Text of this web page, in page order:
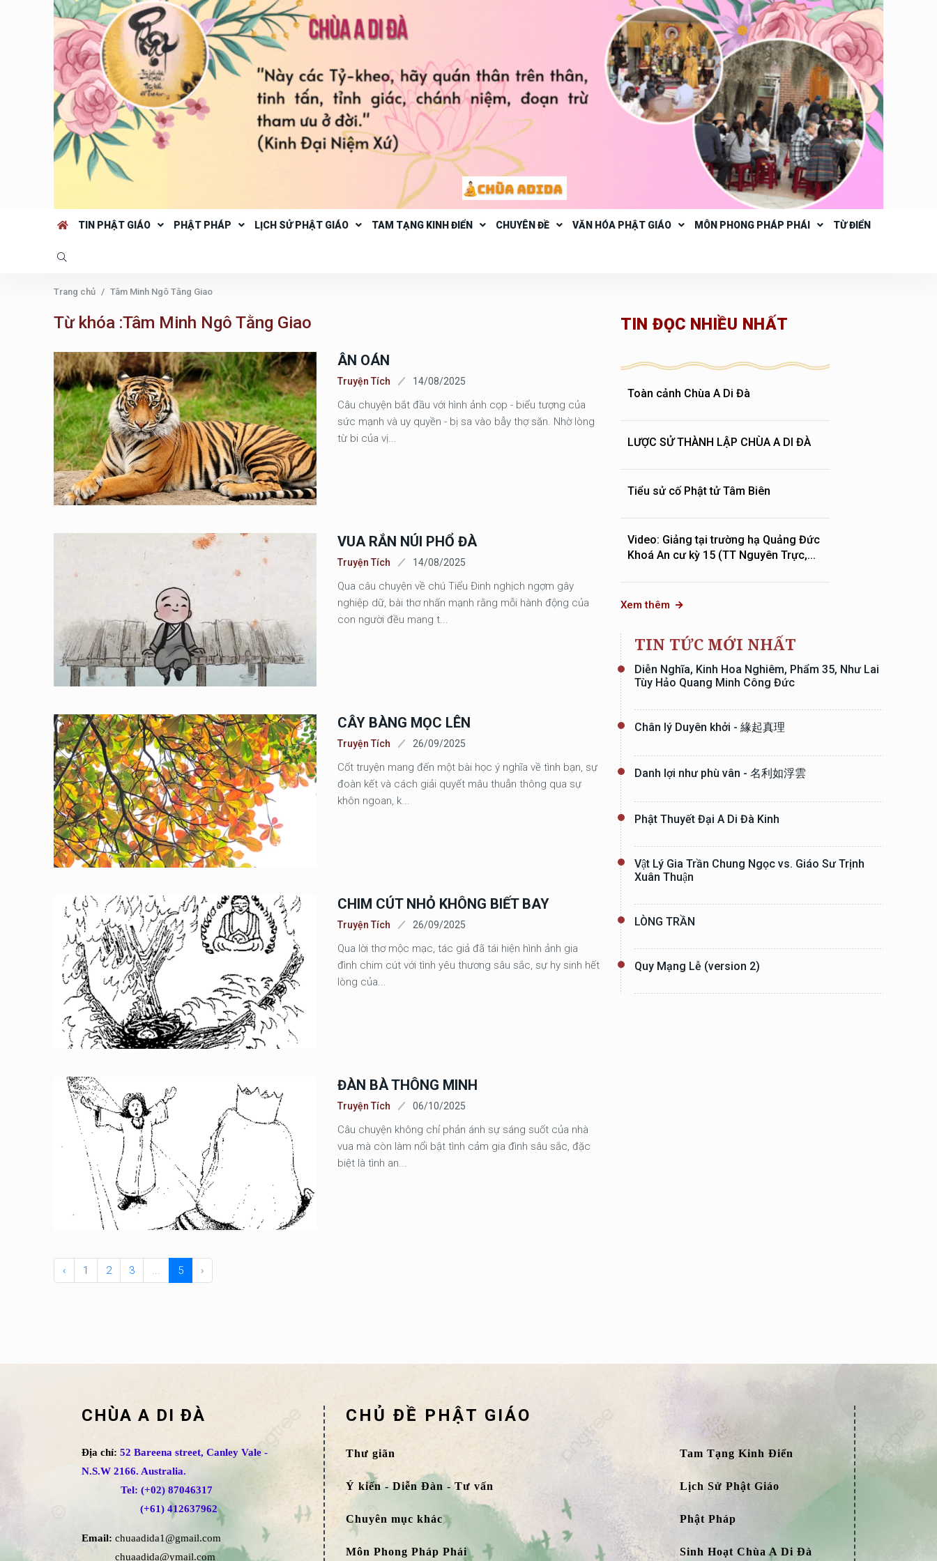
TIN PHẬT GIÁO PHẬT PHÁP LỊCH SỬ PHẬT GIÁO TAM TẠNG KINH ĐIỂN CHUYÊN ĐỀ VĂN HÓA PHẬT GIÁO MÔN PHONG PHÁP PHÁI TỪ ĐIỂN
Trang chủ Tâm Minh Ngô Tằng Giao
Từ khóa :Tâm Minh Ngô Tằng Giao
ÂN OÁN
Truyện Tích 14/08/2025
Câu chuyện bắt đầu với hình ảnh cọp - biểu tượng của
sức mạnh và uy quyền - bị sa vào bẫy thợ săn. Nhờ lòng
từ bi của vị...
VUA RẮN NÚI PHỔ ĐÀ
Truyện Tích 14/08/2025
Qua câu chuyện về chú Tiểu Đinh nghịch ngợm gây
nghiệp dữ, bài thơ nhấn mạnh rằng mỗi hành động của
con người đều mang t...
CÂY BÀNG MỌC LÊN
Truyện Tích 26/09/2025
Cốt truyện mang đến một bài học ý nghĩa về tình bạn, sự
đoàn kết và cách giải quyết mâu thuẫn thông qua sự
khôn ngoan, k...
CHIM CÚT NHỎ KHÔNG BIẾT BAY
Truyện Tích 26/09/2025
Qua lời thơ mộc mạc, tác giả đã tái hiện hình ảnh gia
đình chim cút với tình yêu thương sâu sắc, sự hy sinh hết
lòng của...
ĐÀN BÀ THÔNG MINH
Truyện Tích 06/10/2025
Câu chuyện không chỉ phản ánh sự sáng suốt của nhà
vua mà còn làm nổi bật tình cảm gia đình sâu sắc, đặc
biệt là tình an...
‹ 1 2 3 ... 5 ›
TIN ĐỌC NHIỀU NHẤT
Toàn cảnh Chùa A Di Đà
LƯỢC SỬ THÀNH LẬP CHÙA A DI ĐÀ
Tiểu sử cố Phật tử Tâm Biên
Video: Giảng tại trường hạ Quảng Đức
Khoá An cư kỳ 15 (TT Nguyên Trực,...
Xem thêm
TIN TỨC MỚI NHẤT
Diễn Nghĩa, Kinh Hoa Nghiêm, Phẩm 35, Như Lai
Tùy Hảo Quang Minh Công Đức
Chân lý Duyên khởi - 緣起真理
Danh lợi như phù vân - 名利如浮雲
Phật Thuyết Đại A Di Đà Kinh
Vật Lý Gia Trần Chung Ngọc vs. Giáo Sư Trịnh
Xuân Thuận
LÒNG TRẦN
Quy Mạng Lễ (version 2)
CHÙA A DI ĐÀ
Địa chỉ: 52 Bareena street, Canley Vale -
N.S.W 2166. Australia.
Tel: (+02) 87046317
(+61) 412637962
Email: chuaadida1@gmail.com
chuaadida@ymail.com
CHỦ ĐỀ PHẬT GIÁO
Thư giãn
Ý kiến - Diễn Đàn - Tư vấn
Chuyên mục khác
Môn Phong Pháp Phái
Tam Tạng Kinh Điển
Lịch Sử Phật Giáo
Phật Pháp
Sinh Hoạt Chùa A Di Đà